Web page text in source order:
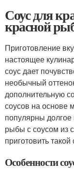
Соус для
красной
Приготовление
настоящее
соус дает
необычный
дополнительную
соусов на основе
популярны
рыбы с соусом из
приготовить
Особенности